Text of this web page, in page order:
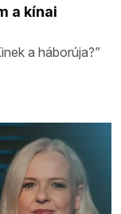
a kínai
a háborúja?”